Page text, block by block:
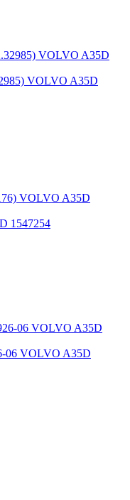
VOLVO A35D
1547254
06 VOLVO A35D